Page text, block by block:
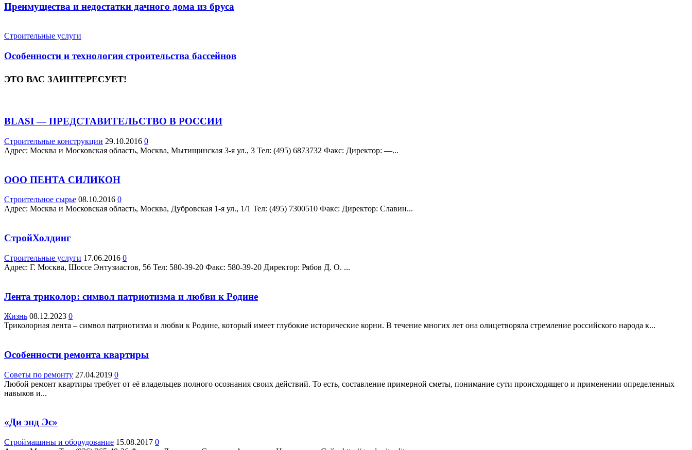
Преимущества и недостатки дачного дома из бруса
Строительные услуги
Особенности и технология строительства бассейнов
ЭТО ВАС ЗАИНТЕРЕСУЕТ!
BLASI — ПРЕДСТАВИТЕЛЬСТВО В РОССИИ
Строительные конструкции 29.10.2016 0
Адрес: Москва и Московская область, Москва, Мытищинская 3-я ул., 3 Teл: (495) 6873732 Факс: Директор: —...
ООО ПЕНТА СИЛИКОН
Строительное сырье 08.10.2016 0
Адрес: Москва и Московская область, Москва, Дубровская 1-я ул., 1/1 Teл: (495) 7300510 Факс: Директор: Славин...
СтройХолдинг
Строительные услуги 17.06.2016 0
Адрес: Г. Москва, Шоссе Энтузиастов, 56 Teл: 580-39-20 Факс: 580-39-20 Директор: Рябов Д. О. ...
Лента триколор: символ патриотизма и любви к Родине
Жизнь 08.12.2023 0
Триколорная лента – символ патриотизма и любви к Родине, который имеет глубокие исторические корни. В течение многих лет она олицетворяла стремление российского народа к...
Особенности ремонта квартиры
Советы по ремонту 27.04.2019 0
Любой ремонт квартиры требует от её владельцев полного осознания своих действий. То есть, составление примерной сметы, понимание сути происходящего и применении определенных
навыков и...
«Ди энд Эс»
Строймашины и оборудование 15.08.2017 0